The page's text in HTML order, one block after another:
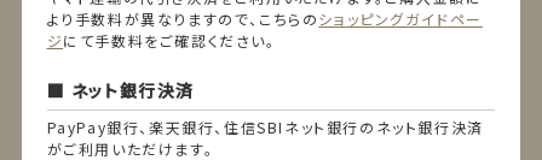
より手数料が異なりますので、こちらのショッピングガイドペー
ジにて手数料をご確認ください。
ネット銀行決済
PayPay銀行、楽天銀行、住信SBIネット銀行のネット銀行決済
がご利用いただけます。